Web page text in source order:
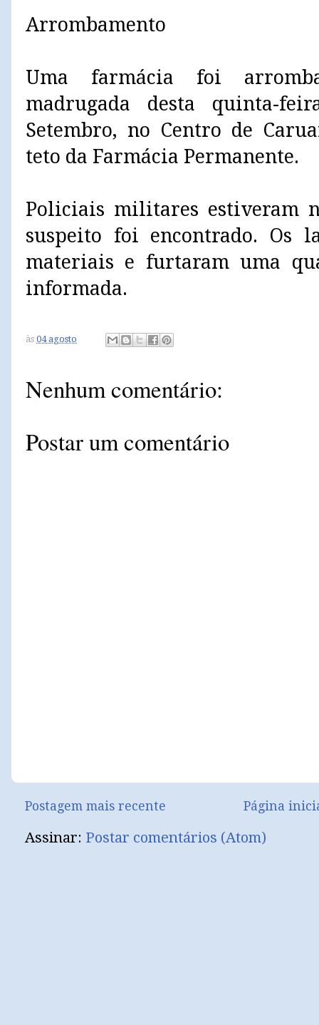
Arrombamento
Uma farmácia foi
madrugada desta quinta-
Setembro, no Centro de
teto da Farmácia Permanente.
Policiais militares estiveram
suspeito foi encontrado. Os
materiais e furtaram uma
informada.
às 04 agosto
Nenhum comentário:
Postar um comentário
Postagem mais recente Página
Assinar: Postar comentários (Atom)